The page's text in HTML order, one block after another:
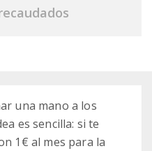
una mano a los
es sencilla: si te
1€ al mes para la